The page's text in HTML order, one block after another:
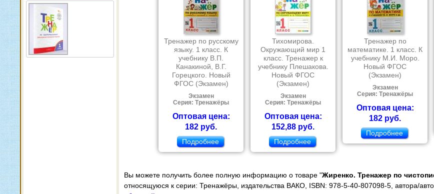
Тренажер по русскому
языку. 1 класс. К
учебнику В.П.
Канакиной, В.Г.
Горецкого. Новый
ФГОС (Экзамен)
Экзамен
Серия: Тренажёры
Оптовая цена:
182 руб.
Подробнее
Тихомирова.
Окружающий мир 1
класс. Тренажер к
учебнику Плешакова.
Новый ФГОС
(Экзамен)
Экзамен
Серия: Тренажёры
Оптовая цена:
152,88 руб.
Подробнее
Тренажер по
математике. 1 класс. К
учебнику М.И. Моро.
Новый ФГОС
(Экзамен)
Экзамен
Серия: Тренажёры
Оптовая цена:
182 руб.
Подробнее
Вы можете получить более полную информацию о товаре "Жиренко. Тренажер по
относящуюся к серии: Тренажёры, издательства ВАКО, ISBN: 978-5-40-807098-5, автора/